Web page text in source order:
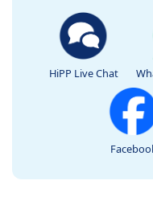
HiPP Live Chat